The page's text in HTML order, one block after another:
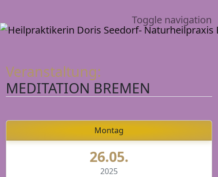
Toggle navigation
Veranstaltung:
MEDITATION BREMEN
Montag
26.05.
2025